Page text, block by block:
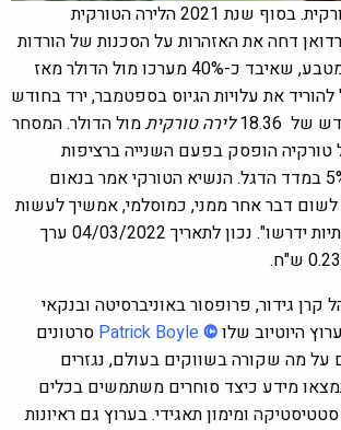
בסוף שנת 2021 הלירה הטורקית
דחה את האזהרות על הסכנות של הורדות
הריבית האחרונות. המטבע, שאיבד כ-40% מערכו מול הדולר מאז
את עלויות הגיוס בספטמבר, ירד בחודש
לירה טורקיתמול הדולר. המסחר
הופסק בפעם השנייה ברציפות
בעקבות ירידה של 5% במדד הדגל. הנשיא הטורקי אמר בנאום
לשום דבר אחר ממני, כמוסלמי, אמשיך לעשות
כל מה שהגזירות הדתיות ידרשו". נכון לתאריך 04/03/2022 ערך
ש"ח.
גידור, פרופסור באוניברסיטה ובנקאי
היוטיוב שלו©
Patrick Boyleסרטונים
מה שקורה בשווקים בעולם, נגזרים
מידע כיצד סוחרים משתמשים בכלים
ומימון תאגידי. בערוץ גם ראיונות